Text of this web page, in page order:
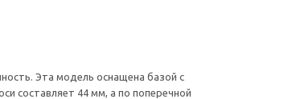
Эта модель оснащена базой с
составляет 44 мм, а по поперечной